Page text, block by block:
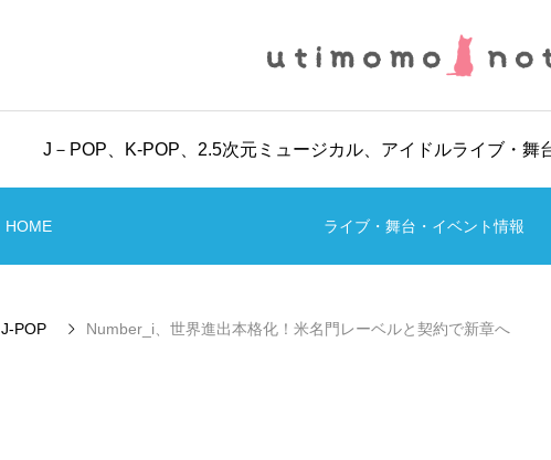
J－POP、K-POP、2.5次元ミュージカル、アイドルライブ・舞
HOME ライブ・舞台・イベント情報
J-POP Number_i、世界進出本格化！米名門レーベルと契約で新章へ